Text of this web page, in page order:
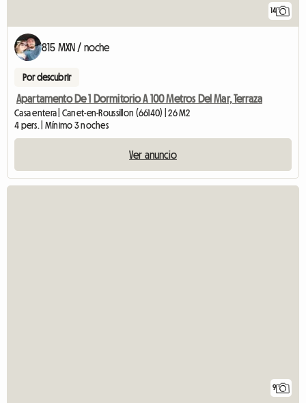
14
815 MXN / noche
Por descubrir
Apartamento De 1 Dormitorio A 100 Metros Del Mar, Terraza
Casa entera | Canet-en-Roussillon (66140) | 26 M2
4 pers. | Mínimo 3 noches
Ver anuncio
9